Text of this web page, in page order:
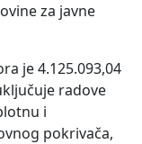
za javne
je 4.125.093,04
radove
i
pokrivača,